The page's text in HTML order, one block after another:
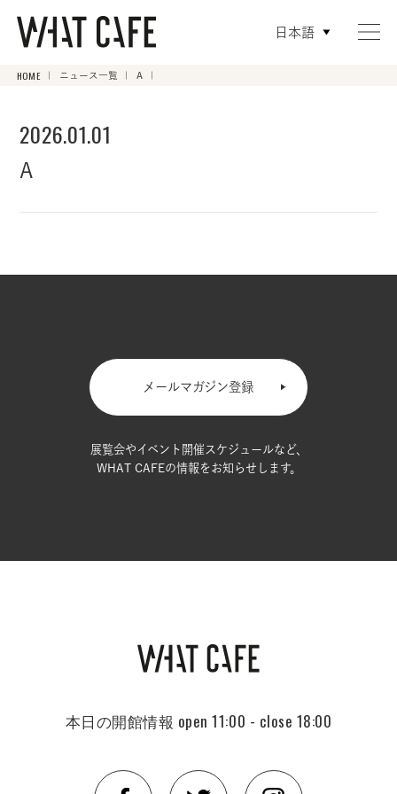
日本語
HOME ニュース一覧 A
2026.01.01
A
メールマガジン登録
展覧会やイベント開催スケジュールなど、
WHAT CAFEの情報をお知らせします。
本日の開館情報 open 11:00 - close 18:00